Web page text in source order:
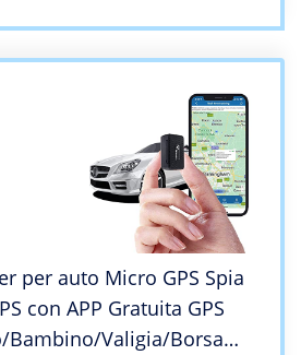
per auto Micro GPS Spia
con APP Gratuita GPS
Bambino/Valigia/Borsa